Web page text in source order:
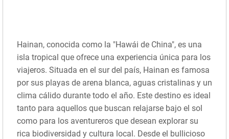
Hainan, conocida como la "Hawái de China", es una
isla tropical que ofrece una experiencia única para los
viajeros. Situada en el sur del país, Hainan es famosa
por sus playas de arena blanca, aguas cristalinas y un
clima cálido durante todo el año. Este destino es ideal
tanto para aquellos que buscan relajarse bajo el sol
como para los aventureros que desean explorar su
rica biodiversidad y cultura local. Desde el bullicioso